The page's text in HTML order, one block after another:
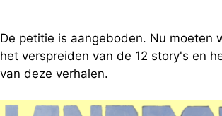
De petitie is aangeboden. Nu moeten
het verspreiden van de 12 story's en
van deze verhalen.